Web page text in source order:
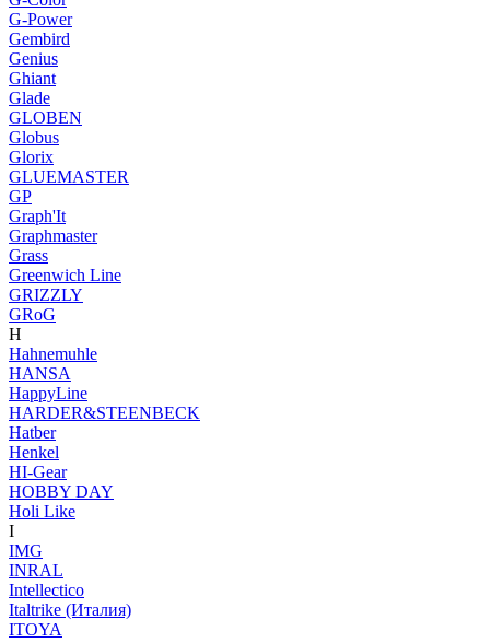
G-Power
Gembird
Genius
Ghiant
Glade
GLOBEN
Globus
Glorix
GLUEMASTER
GP
Graph'It
Graphmaster
Grass
Greenwich Line
GRIZZLY
GRoG
H
Hahnemuhle
HANSA
HappyLine
HARDER&STEENBECK
Hatber
Henkel
HI-Gear
HOBBY DAY
Holi Like
I
IMG
INRAL
Intellectico
Italtrike (Италия)
ITOYA